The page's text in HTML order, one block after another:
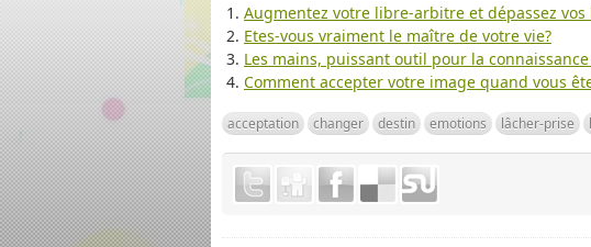
Augmentez votre libre-arbitre et dépassez vos
Etes-vous vraiment le maître de votre vie?
Les mains, puissant outil pour la
Comment accepter votre image quand vous
acceptation changer destin emotions lâcher-prise